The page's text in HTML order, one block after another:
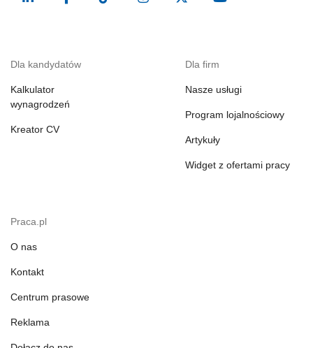
Dla kandydatów
Kalkulator
wynagrodzeń
Kreator CV
Dla firm
Nasze usługi
Program lojalnościowy
Artykuły
Widget z ofertami pracy
Praca.pl
O nas
Kontakt
Centrum prasowe
Reklama